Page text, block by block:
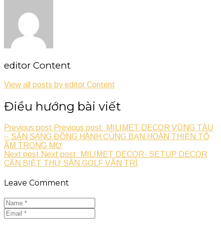
editor Content
View all posts by editor Content
Điều hướng bài viết
Previous post Previous post: MILIMET DECOR VŨNG TÀU
– SẴN SÀNG ĐỒNG HÀNH CÙNG BẠN HOÀN THIỆN TỔ
ẤM TRONG MƠ
Next post Next post: MILIMET DECOR- SETUP DECOR
CĂN BIỆT THỰ SÂN GOLF VÂN TRÌ
Leave Comment